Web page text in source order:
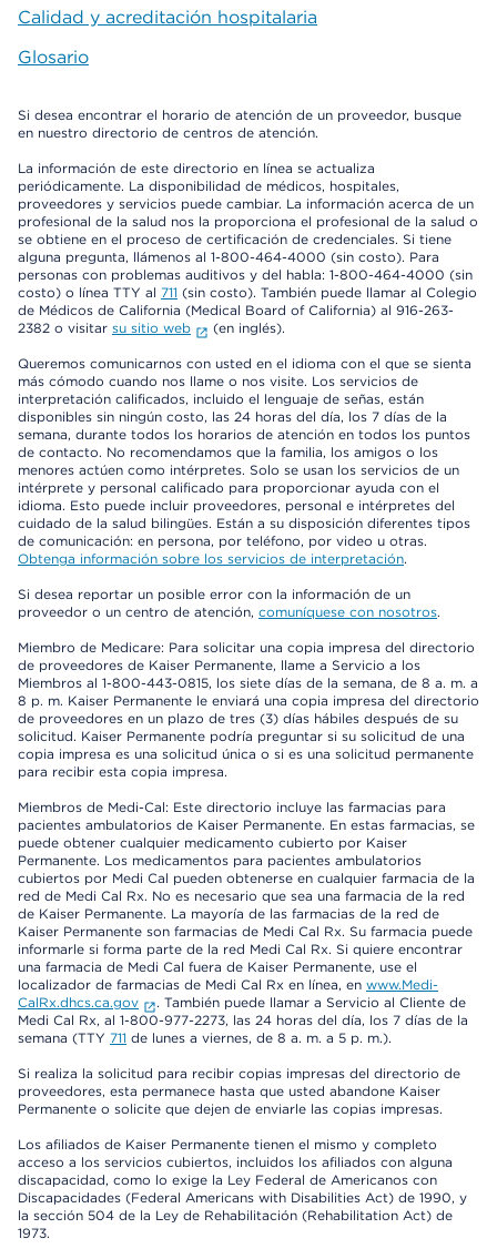
Calidad y acreditación hospitalaria
Glosario
Si desea encontrar el horario de atención de un proveedor, busque
en nuestro directorio de centros de atención.
La información de este directorio en línea se actualiza
periódicamente. La disponibilidad de médicos, hospitales,
proveedores y servicios puede cambiar. La información acerca de un
profesional de la salud nos la proporciona el profesional de la salud o
se obtiene en el proceso de certificación de credenciales. Si tiene
alguna pregunta, llámenos al 1-800-464-4000 (sin costo). Para
personas con problemas auditivos y del habla: 1-800-464-4000 (sin
costo) o línea TTY al 711 (sin costo). También puede llamar al Colegio
de Médicos de California (Medical Board of California) al 916-263-
2382 o visitar su sitio web (en inglés).
Queremos comunicarnos con usted en el idioma con el que se sienta
más cómodo cuando nos llame o nos visite. Los servicios de
interpretación calificados, incluido el lenguaje de señas, están
disponibles sin ningún costo, las 24 horas del día, los 7 días de la
semana, durante todos los horarios de atención en todos los puntos
de contacto. No recomendamos que la familia, los amigos o los
menores actúen como intérpretes. Solo se usan los servicios de un
intérprete y personal calificado para proporcionar ayuda con el
idioma. Esto puede incluir proveedores, personal e intérpretes del
cuidado de la salud bilingües. Están a su disposición diferentes tipos
de comunicación: en persona, por teléfono, por video u otras.
Obtenga información sobre los servicios de interpretación.
Si desea reportar un posible error con la información de un
proveedor o un centro de atención, comuníquese con nosotros.
Miembro de Medicare: Para solicitar una copia impresa del directorio
de proveedores de Kaiser Permanente, llame a Servicio a los
Miembros al 1-800-443-0815, los siete días de la semana, de 8 a. m. a
8 p. m. Kaiser Permanente le enviará una copia impresa del directorio
de proveedores en un plazo de tres (3) días hábiles después de su
solicitud. Kaiser Permanente podría preguntar si su solicitud de una
copia impresa es una solicitud única o si es una solicitud permanente
para recibir esta copia impresa.
Miembros de Medi-Cal: Este directorio incluye las farmacias para
pacientes ambulatorios de Kaiser Permanente. En estas farmacias, se
puede obtener cualquier medicamento cubierto por Kaiser
Permanente. Los medicamentos para pacientes ambulatorios
cubiertos por Medi Cal pueden obtenerse en cualquier farmacia de la
red de Medi Cal Rx. No es necesario que sea una farmacia de la red
de Kaiser Permanente. La mayoría de las farmacias de la red de
Kaiser Permanente son farmacias de Medi Cal Rx. Su farmacia puede
informarle si forma parte de la red Medi Cal Rx. Si quiere encontrar
una farmacia de Medi Cal fuera de Kaiser Permanente, use el
localizador de farmacias de Medi Cal Rx en línea, en www.Medi-
CalRx.dhcs.ca.gov
. También puede llamar a Servicio al Cliente de
Medi Cal Rx, al 1-800-977-2273, las 24 horas del día, los 7 días de la
semana (TTY 711 de lunes a viernes, de 8 a. m. a 5 p. m.).
Si realiza la solicitud para recibir copias impresas del directorio de
proveedores, esta permanece hasta que usted abandone Kaiser
Permanente o solicite que dejen de enviarle las copias impresas.
Los afiliados de Kaiser Permanente tienen el mismo y completo
acceso a los servicios cubiertos, incluidos los afiliados con alguna
discapacidad, como lo exige la Ley Federal de Americanos con
Discapacidades (Federal Americans with Disabilities Act) de 1990, y
la sección 504 de la Ley de Rehabilitación (Rehabilitation Act) de
1973.